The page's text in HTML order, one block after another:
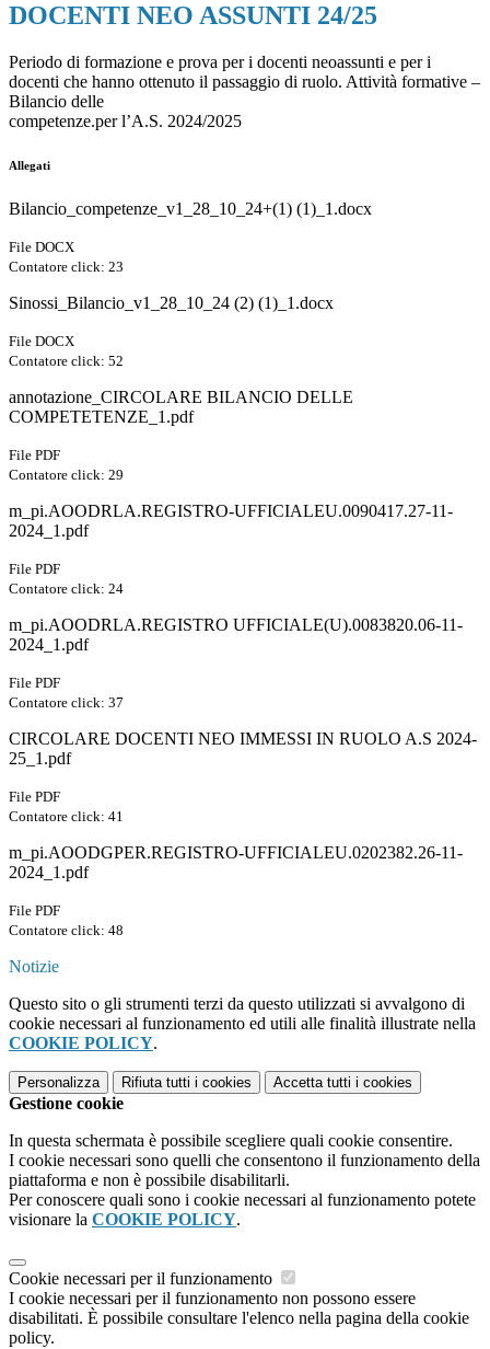
DOCENTI NEO ASSUNTI 24/25
Periodo di formazione e prova per i docenti neoassunti e per i
docenti che hanno ottenuto il passaggio di ruolo. Attività formative –
Bilancio delle
competenze.per l’A.S. 2024/2025
Allegati
Bilancio_competenze_v1_28_10_24+(1) (1)_1.docx
File DOCX
Contatore click: 23
Sinossi_Bilancio_v1_28_10_24 (2) (1)_1.docx
File DOCX
Contatore click: 52
annotazione_CIRCOLARE BILANCIO DELLE
COMPETETENZE_1.pdf
File PDF
Contatore click: 29
m_pi.AOODRLA.REGISTRO-UFFICIALEU.0090417.27-11-
2024_1.pdf
File PDF
Contatore click: 24
m_pi.AOODRLA.REGISTRO UFFICIALE(U).0083820.06-11-
2024_1.pdf
File PDF
Contatore click: 37
CIRCOLARE DOCENTI NEO IMMESSI IN RUOLO A.S 2024-
25_1.pdf
File PDF
Contatore click: 41
m_pi.AOODGPER.REGISTRO-UFFICIALEU.0202382.26-11-
2024_1.pdf
File PDF
Contatore click: 48
Notizie
Questo sito o gli strumenti terzi da questo utilizzati si avvalgono di
cookie necessari al funzionamento ed utili alle finalità illustrate nella
COOKIE POLICY.
Personalizza Rifiuta tutti i cookies Accetta tutti i cookies
Gestione cookie
In questa schermata è possibile scegliere quali cookie consentire.
I cookie necessari sono quelli che consentono il funzionamento della
piattaforma e non è possibile disabilitarli.
Per conoscere quali sono i cookie necessari al funzionamento potete
visionare la COOKIE POLICY.
Cookie necessari per il funzionamento
I cookie necessari per il funzionamento non possono essere
disabilitati. È possibile consultare l'elenco nella pagina della cookie
policy.